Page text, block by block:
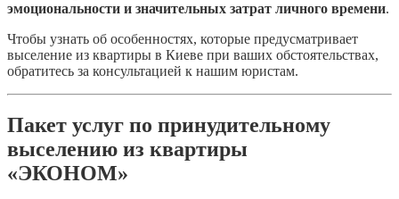
эмоциональности и значительных затрат личного времени.
Чтобы узнать об особенностях, которые предусматривает
выселение из квартиры в Киеве при ваших обстоятельствах,
обратитесь за консультацией к нашим юристам.
Пакет услуг по принудительному
выселению из квартиры
«ЭКОНОМ»